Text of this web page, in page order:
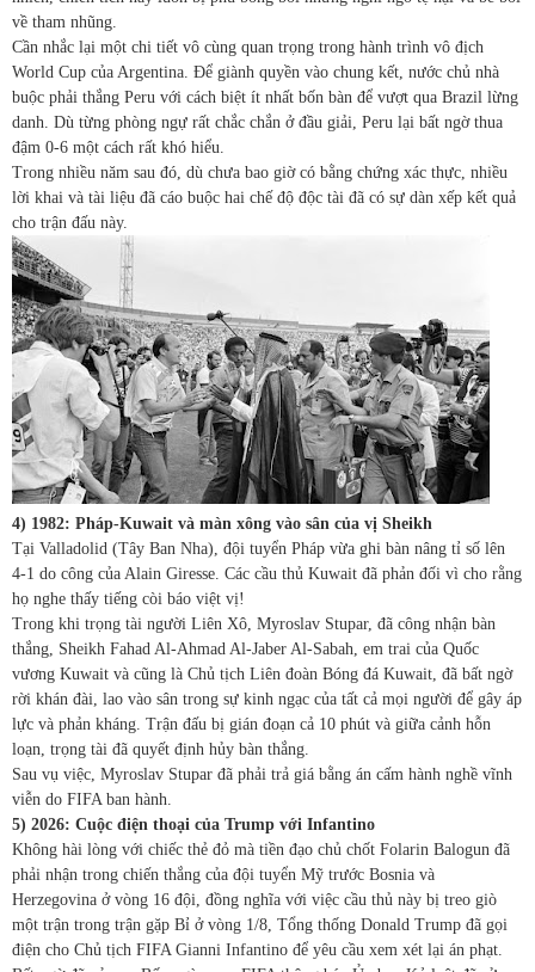
về tham nhũng.
Cần nhắc lại một chi tiết vô cùng quan trọng trong hành trình vô địch
World Cup của Argentina. Để giành quyền vào chung kết, nước chủ nhà
buộc phải thắng Peru với cách biệt ít nhất bốn bàn để vượt qua Brazil lừng
danh. Dù từng phòng ngự rất chắc chắn ở đầu giải, Peru lại bất ngờ thua
đậm 0-6 một cách rất khó hiểu.
Trong nhiều năm sau đó, dù chưa bao giờ có bằng chứng xác thực, nhiều
lời khai và tài liệu đã cáo buộc hai chế độ độc tài đã có sự dàn xếp kết quả
cho trận đấu này.
4) 1982: Pháp-Kuwait và màn xông vào sân của vị Sheikh
Tại Valladolid (Tây Ban Nha), đội tuyển Pháp vừa ghi bàn nâng tỉ số lên
4-1 do công của Alain Giresse. Các cầu thủ Kuwait đã phản đối vì cho rằng
họ nghe thấy tiếng còi báo việt vị!
Trong khi trọng tài người Liên Xô, Myroslav Stupar, đã công nhận bàn
thắng, Sheikh Fahad Al-Ahmad Al-Jaber Al-Sabah, em trai của Quốc
vương Kuwait và cũng là Chủ tịch Liên đoàn Bóng đá Kuwait, đã bất ngờ
rời khán đài, lao vào sân trong sự kinh ngạc của tất cả mọi người để gây áp
lực và phản kháng. Trận đấu bị gián đoạn cả 10 phút và giữa cảnh hỗn
loạn, trọng tài đã quyết định hủy bàn thắng.
Sau vụ việc, Myroslav Stupar đã phải trả giá bằng án cấm hành nghề vĩnh
viễn do FIFA ban hành.
5) 2026: Cuộc điện thoại của Trump với Infantino
Không hài lòng với chiếc thẻ đỏ mà tiền đạo chủ chốt Folarin Balogun đã
phải nhận trong chiến thắng của đội tuyển Mỹ trước Bosnia và
Herzegovina ở vòng 16 đội, đồng nghĩa với việc cầu thủ này bị treo giò
một trận trong trận gặp Bỉ ở vòng 1/8, Tổng thống Donald Trump đã gọi
điện cho Chủ tịch FIFA Gianni Infantino để yêu cầu xem xét lại án phạt.